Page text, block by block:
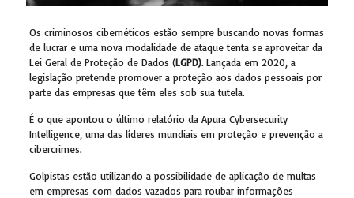
Os criminosos cibernéticos estão sempre buscando novas formas
de lucrar e uma nova modalidade de ataque tenta se aproveitar da
Lei Geral de Proteção de Dados (LGPD). Lançada em 2020, a
legislação pretende promover a proteção aos dados pessoais por
parte das empresas que têm eles sob sua tutela.
É o que apontou o último relatório da Apura Cybersecurity
Intelligence, uma das líderes mundiais em proteção e prevenção a
cibercrimes.
Golpistas estão utilizando a possibilidade de aplicação de multas
em empresas com dados vazados para roubar informações